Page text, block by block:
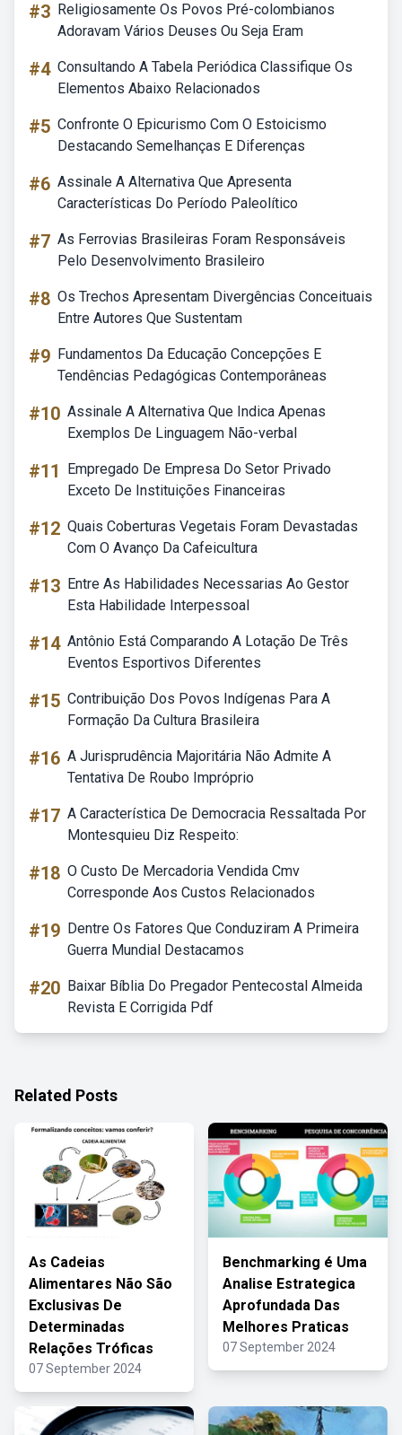
#3 Religiosamente Os Povos Pré-colombianos
Adoravam Vários Deuses Ou Seja Eram
#4 Consultando A Tabela Periódica Classifique Os
Elementos Abaixo Relacionados
#5 Confronte O Epicurismo Com O Estoicismo
Destacando Semelhanças E Diferenças
#6 Assinale A Alternativa Que Apresenta
Características Do Período Paleolítico
#7 As Ferrovias Brasileiras Foram Responsáveis
Pelo Desenvolvimento Brasileiro
#8 Os Trechos Apresentam Divergências Conceituais
Entre Autores Que Sustentam
#9 Fundamentos Da Educação Concepções E
Tendências Pedagógicas Contemporâneas
#10 Assinale A Alternativa Que Indica Apenas
Exemplos De Linguagem Não-verbal
#11
Empregado De Empresa Do Setor Privado
Exceto De Instituições Financeiras
#12 Quais Coberturas Vegetais Foram Devastadas
Com O Avanço Da Cafeicultura
#13 Entre As Habilidades Necessarias Ao Gestor
Esta Habilidade Interpessoal
#14 Antônio Está Comparando A Lotação De Três
Eventos Esportivos Diferentes
#15 Contribuição Dos Povos Indígenas Para A
Formação Da Cultura Brasileira
#16 A Jurisprudência Majoritária Não Admite A
Tentativa De Roubo Impróprio
#17 A Característica De Democracia Ressaltada Por
Montesquieu Diz Respeito:
#18 O Custo De Mercadoria Vendida Cmv
Corresponde Aos Custos Relacionados
#19 Dentre Os Fatores Que Conduziram A Primeira
Guerra Mundial Destacamos
#20 Baixar Bíblia Do Pregador Pentecostal Almeida
Revista E Corrigida Pdf
Related Posts
As Cadeias
Alimentares Não São
Exclusivas De
Determinadas
Relações Tróficas
07 September 2024
Benchmarking é Uma
Analise Estrategica
Aprofundada Das
Melhores Praticas
07 September 2024